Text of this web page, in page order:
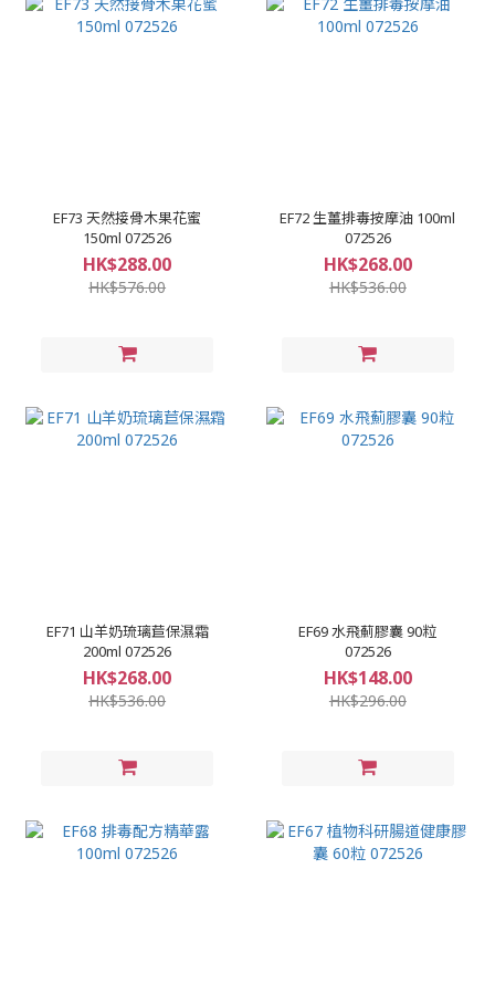
EF73 天然接骨木果花蜜
150ml 072526
HK$288.00
HK$576.00
EF72 生薑排毒按摩油 100ml
072526
HK$268.00
HK$536.00
EF71 山羊奶琉璃苣保濕霜
200ml 072526
HK$268.00
HK$536.00
EF69 水飛薊膠囊 90粒
072526
HK$148.00
HK$296.00